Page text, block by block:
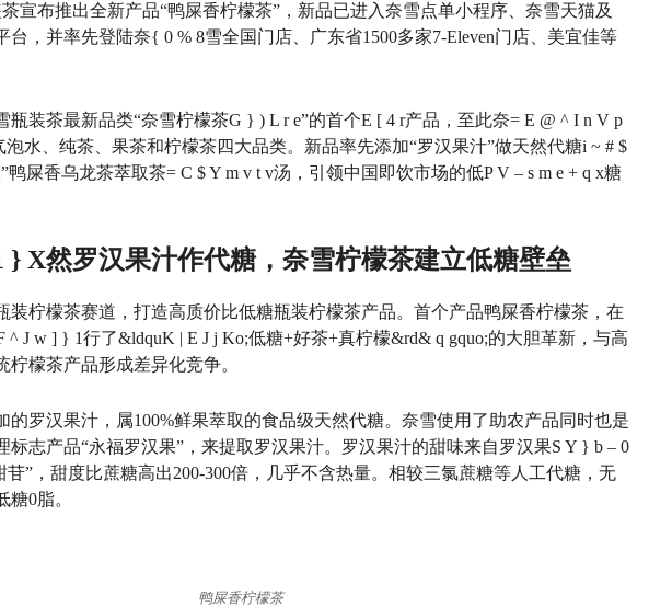
宣布推出全新产品“鸭屎香柠檬茶”，新品已进入奈雪点单小程序、奈雪天猫及
台，并率先登陆奈{ 0 % 8雪全国门店、广东省1500多家7-Eleven门店、美宜佳等
瓶装茶最新品类“奈雪柠檬茶G } ) L r e”的首个E [ 4 r产品，至此奈= E @ ^ I n V p
水、纯茶、果茶和柠檬茶四大品类。新品率先添加“罗汉果汁”做天然代糖i ~ # $
鸭屎香乌龙茶萃取茶= C $ Y m v t v汤，引领中国即饮市场的低P V – s m e + q x糖
} X然罗汉果汁作代糖，奈雪柠檬茶建立低糖壁垒
装柠檬茶赛道，打造高质价比低糖瓶装柠檬茶产品。首个产品鸭屎香柠檬茶，在
^ J w ] } 1行了&ldquK | E J j Ko;低糖+好茶+真柠檬&rd& q gquo;的大胆革新，与高
柠檬茶产品形成差异化竞争。
的罗汉果汁，属100%鲜果萃取的食品级天然代糖。奈雪使用了助农产品同时也是
标志产品“永福罗汉果”，来提取罗汉果汁。罗汉果汁的甜味来自罗汉果S Y } b – 0
苷”，甜度比蔗糖高出200-300倍，几乎不含热量。相较三氯蔗糖等人工代糖，无
0脂。
鸭屎香柠檬茶